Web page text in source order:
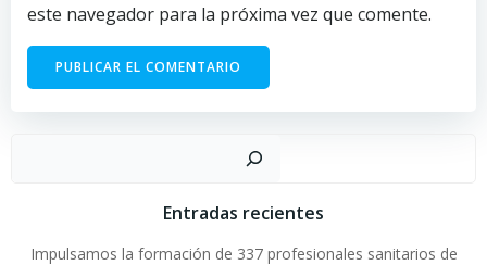
este navegador para la próxima vez que comente.
Buscar
Entradas recientes
Impulsamos la formación de 337 profesionales sanitarios de